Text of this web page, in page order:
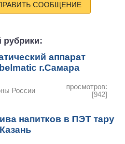
СООБЩЕНИЕ
рубрики:
аппарат
г.Самара
России
просмотров:
[942]
напитков в ПЭТ тару